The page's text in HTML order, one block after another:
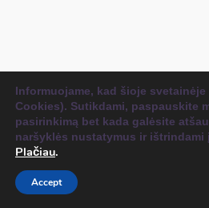
Informuojame, kad šioje
Cookies). Sutikdami, paspauskite
pasirinkimą bet kada galėsite
naršyklės nustatymus ir ištrindami
Plačiau.
Accept